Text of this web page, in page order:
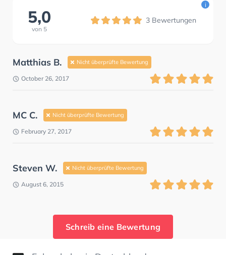
5,0
von 5
3 Bewertungen
i
Matthias B. Nicht überprüfte Bewertung
October 26, 2017
MC C. Nicht überprüfte Bewertung
February 27, 2017
Steven W. Nicht überprüfte Bewertung
August 6, 2015
Schreib eine Bewertung